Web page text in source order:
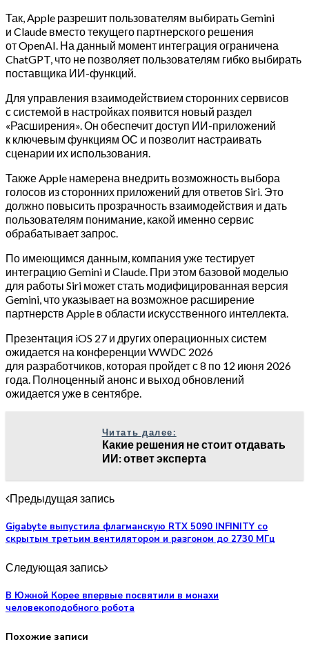
Так, Apple разрешит пользователям выбирать Gemini
и Claude вместо текущего партнерского решения
от OpenAI. На данный момент интеграция ограничена
ChatGPT, что не позволяет пользователям гибко выбирать
поставщика ИИ-функций.
Для управления взаимодействием сторонних сервисов
с системой в настройках появится новый раздел
«Расширения». Он обеспечит доступ ИИ-приложений
к ключевым функциям ОС и позволит настраивать
сценарии их использования.
Также Apple намерена внедрить возможность выбора
голосов из сторонних приложений для ответов Siri. Это
должно повысить прозрачность взаимодействия и дать
пользователям понимание, какой именно сервис
обрабатывает запрос.
По имеющимся данным, компания уже тестирует
интеграцию Gemini и Claude. При этом базовой моделью
для работы Siri может стать модифицированная версия
Gemini, что указывает на возможное расширение
партнерств Apple в области искусственного интеллекта.
Презентация iOS 27 и других операционных систем
ожидается на конференции WWDC 2026
для разработчиков, которая пройдет с 8 по 12 июня 2026
года. Полноценный анонс и выход обновлений
ожидается уже в сентябре.
Читать далее:
Какие решения не стоит отдавать
ИИ: ответ эксперта
Предыдущая запись
Gigabyte выпустила флагманскую RTX 5090 INFINITY со
скрытым третьим вентилятором и разгоном до 2730 МГц
Следующая запись
В Южной Корее впервые посвятили в монахи
человекоподобного робота
Похожие записи